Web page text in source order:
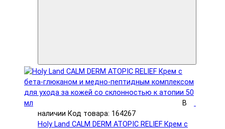
В
наличии Код товара: 164267
Holy Land CALM DERM ATOPIC RELIEF Крем с